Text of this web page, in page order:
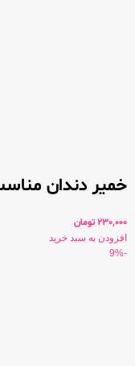
خمیر دندان
230,000 تومان
افزودن به سبد خرید
-9%